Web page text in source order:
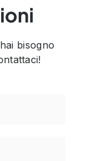
bisogno